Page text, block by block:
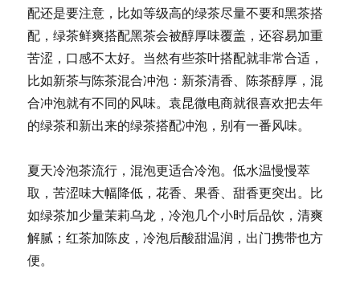
配还是要注意，比如等级高的绿茶尽量不要和黑茶搭
配，绿茶鲜爽搭配黑茶会被醇厚味覆盖，还容易加重
苦涩，口感不太好。当然有些茶叶搭配就非常合适，
比如新茶与陈茶混合冲泡：新茶清香、陈茶醇厚，混
合冲泡就有不同的风味。袁昆微电商就很喜欢把去年
的绿茶和新出来的绿茶搭配冲泡，别有一番风味。
夏天冷泡茶流行，混泡更适合冷泡。低水温慢慢萃
取，苦涩味大幅降低，花香、果香、甜香更突出。比
如绿茶加少量茉莉乌龙，冷泡几个小时后品饮，清爽
解腻；红茶加陈皮，冷泡后酸甜温润，出门携带也方
便。